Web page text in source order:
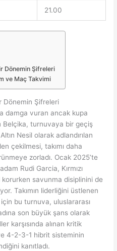
21.00
Dönemin Şifreleri
ve Maç Takvimi
Dönemin Şifreleri
damga vuran ancak kupa
Belçika, turnuvaya bir geçiş
Nesil olarak adlandırılan
çekilmesi, takımı daha
zorladı. Ocak 2025’te
Rudi Garcia, Kırmızı
korurken savunma disiplinini de
Takımın liderliğini üstlenen
bu turnuva, uluslararası
son büyük şans olarak
karşısında alınan kritik
4-2-3-1 hibrit sisteminin
kanıtladı.